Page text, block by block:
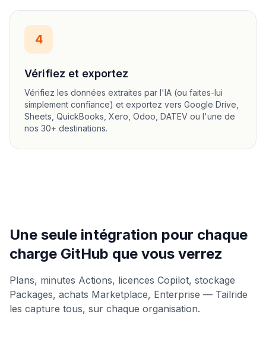
4
Vérifiez et exportez
Vérifiez les données extraites par l'IA (ou faites-lui
simplement confiance) et exportez vers Google Drive,
Sheets, QuickBooks, Xero, Odoo, DATEV ou l'une de
nos 30+ destinations.
Une seule intégration pour chaque
charge GitHub que vous verrez
Plans, minutes Actions, licences Copilot, stockage
Packages, achats Marketplace, Enterprise — Tailride
les capture tous, sur chaque organisation.